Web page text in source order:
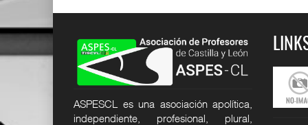
ASPESCL es una asociación apolítica,
independiente, profesional, plural,
Cuadro de permisos y
licencias
Ep9. La cara B del aula.
Confe